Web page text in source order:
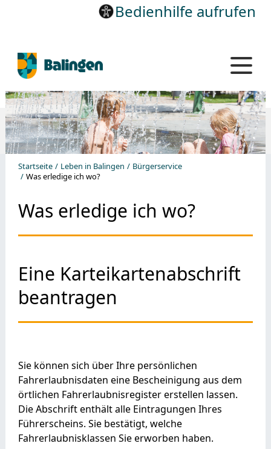
Bedienhilfe aufrufen
Startseite Leben in Balingen
Bürgerservice
Was erledige ich wo?
Was erledige ich wo?
Eine Karteikartenabschrift
beantragen
Sie können sich über Ihre persönlichen
Fahrerlaubnisdaten eine Bescheinigung aus dem
örtlichen Fahrerlaubnisregistererstellen lassen.
Die Abschrift enthält alle Eintragungen Ihres
Führerscheins. Sie bestätigt, welche
Fahrerlaubnisklassen Sie erworben haben.